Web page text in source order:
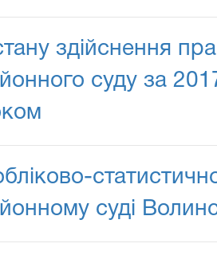
здійснення
суду за
суді